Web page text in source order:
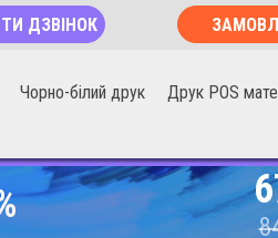
ДЗВІНОК
Чорно-білий друк Друк POS